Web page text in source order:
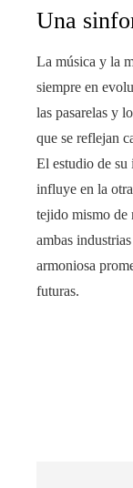
Una
La música y la
siempre en
las pasarelas y
que se reflejan
El estudio de su
influye en la
tejido mismo de
ambas
armoniosa
futuras.